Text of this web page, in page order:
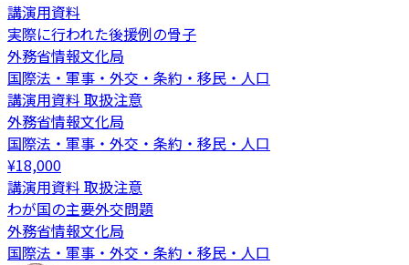
講演用資料
実際に行われた後援例の骨子
外務省情報文化局
国際法・軍事・外交・条約・移民・人口
講演用資料 取扱注意
外務省情報文化局
国際法・軍事・外交・条約・移民・人口
¥18,000
講演用資料 取扱注意
わが国の主要外交問題
外務省情報文化局
国際法・軍事・外交・条約・移民・人口